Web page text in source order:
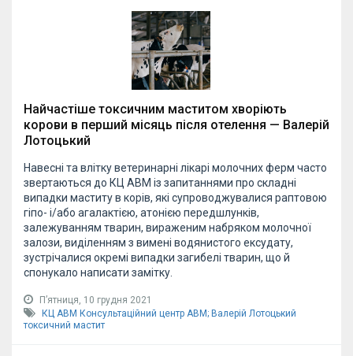
Найчастіше токсичним маститом хворіють
корови в перший місяць після отелення — Валерій
Лотоцький
Навесні та влітку ветеринарні лікарі молочних ферм часто
звертаються до КЦ АВМ із запитаннями про складні
випадки маститу в корів, які супроводжувалися раптовою
гіпо- і/або агалактією, атонією передшлунків,
залежуванням тварин, вираженим набряком молочної
залози, виділенням з вимені водянистого ексудату,
зустрічалися окремі випадки загибелі тварин, що й
спонукало написати замітку.
Пʼятниця, 10 грудня 2021
КЦ АВМ Консультаційний центр АВМ; Валерій Лотоцький
токсичний мастит